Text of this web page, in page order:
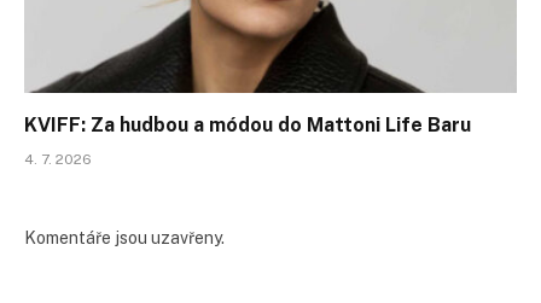
KVIFF: Za hudbou a módou do Mattoni Life Baru
4. 7. 2026
Komentáře jsou uzavřeny.